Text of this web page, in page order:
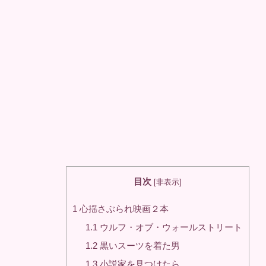
目次 [非表示]
1 心揺さぶられ映画２本
1.1 ウルフ・オブ・ウォールストリート
1.2 黒いスーツを着た男
1.3 小説家を見つけたら